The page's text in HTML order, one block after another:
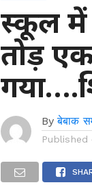
स्कूल में
तोड़
By बेबाक
Published